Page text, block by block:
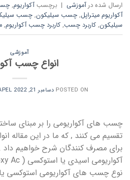
ارسال شده درآموزشی | برچسبآکواریوم,
آکواریوم میتراپل, چسب سیلیکون,چسب
سیلیکون, کاربرد چسب, کاربرد چسب آکواریوم,
آموزشی
انواع چسب
POSTED ON دسامبر 21, 2022
چسب های آکواریومی را بر مبنای
تقسیم می کنند , که ما در این مقاله
برای مصرف کنندگان شرح خواهیم
نوع چسب های آکواریومی استوکسی